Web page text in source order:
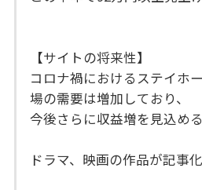
【サイトの将来性】
コロナ禍におけるステイホ
場の需要は増加しており、
今後さらに収益増を見込める
ドラマ、映画の作品が記事